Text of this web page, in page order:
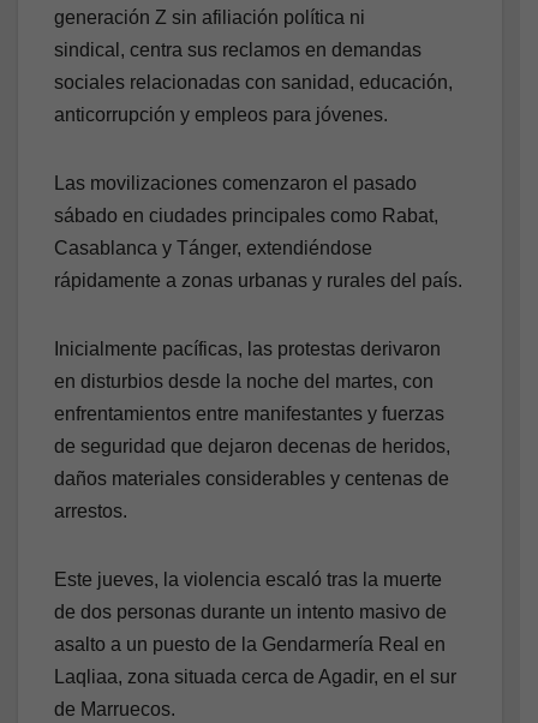
generación Z sin afiliación política ni
sindical, centra sus reclamos en demandas
sociales relacionadas con sanidad, educación,
anticorrupción y empleos para jóvenes.
Las movilizaciones comenzaron el pasado
sábado en ciudades principales como Rabat,
Casablanca y Tánger, extendiéndose
rápidamente a zonas urbanas y rurales del país.
Inicialmente pacíficas, las protestas derivaron
en disturbios desde la noche del martes, con
enfrentamientos entre manifestantes y fuerzas
de seguridad que dejaron decenas de heridos,
daños materiales considerables y centenas de
arrestos.
Este jueves, la violencia escaló tras la muerte
de dos personas durante un intento masivo de
asalto a un puesto de la Gendarmería Real en
Laqliaa, zona situada cerca de Agadir, en el sur
de Marruecos.